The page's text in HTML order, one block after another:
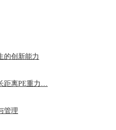
的创新能力
距离PE重力…
管理